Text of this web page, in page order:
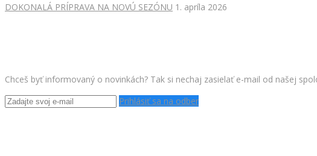
DOKONALÁ PRÍPRAVA NA NOVÚ SEZÓNU 1. apríla 2026
Chceš byť informovaný o novinkách? Tak si nechaj zasielať e-mail od našej
Prihlásiť sa na odber